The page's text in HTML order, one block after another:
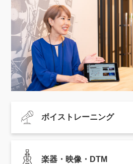
ボイストレーニング
楽器・映像・DTM